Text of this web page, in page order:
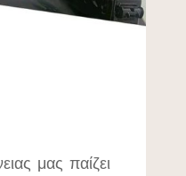
μας παίζει